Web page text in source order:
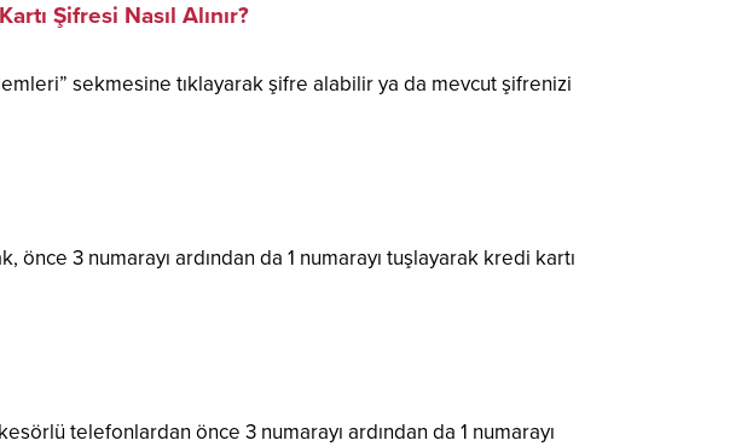
Şifresi Nasıl Alınır?
sekmesine tıklayarak şifre alabilir ya da mevcut şifrenizi
önce 3 numarayı ardından da 1 numarayı tuşlayarak kredi kartı
telefonlardan önce 3 numarayı ardından da 1 numarayı